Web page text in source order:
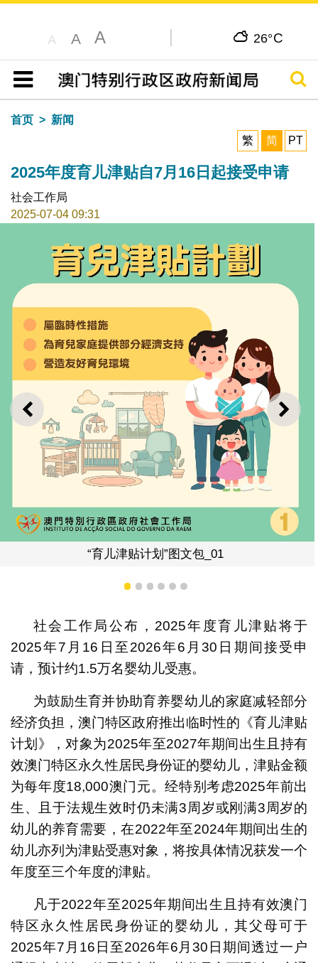
A A A 26°C
目录
搜寻
首页
新闻
繁
简 PT
2025年度育儿津贴自7月16日起接受申请
社会工作局
2025-07-04 09:31
上一则 下一
1 2 3 4 5 6
社会工作局公布，2025年度育儿津贴将于
2025年7月16日至2026年6月30日期间接受申
请，预计约1.5万名婴幼儿受惠。
为鼓励生育并协助育养婴幼儿的家庭减轻部分
经济负担，澳门特区政府推出临时性的《育儿津贴
计划》，对象为2025年至2027年期间出生且持有
效澳门特区永久性居民身份证的婴幼儿，津贴金额
为每年度18,000澳门元。经特别考虑2025年前出
生、且于法规生效时仍未满3周岁或刚满3周岁的
幼儿的养育需要，在2022年至2024年期间出生的
幼儿亦列为津贴受惠对象，将按具体情况获发一个
年度至三个年度的津贴。
凡于2022年至2025年期间出生且持有效澳门
特区永久性居民身份证的婴幼儿，其父母可于
2025年7月16日至2026年6月30日期间透过一户